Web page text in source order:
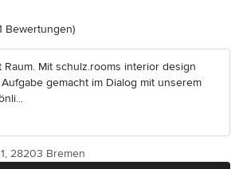
5 von 5 Sternen
Bewertungen)
Raum. Mit schulz.rooms interior design
gemacht im Dialog mit unserem
28203 Bremen